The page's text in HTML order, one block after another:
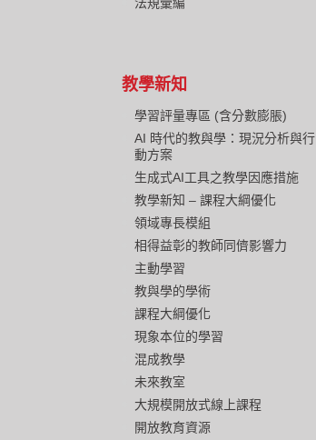
教學新知
學習評量專區 (含分數膨脹)
AI 時代的教與學：現況分析與行
動方案
生成式AI工具之教學因應措施
教學新知 – 課程大綱優化
領域專長模組
相得益彰的教師同儕影響力
主動學習
教與學的學術
課程大綱優化
現象本位的學習
混成教學
未來教室
大規模開放式線上課程
開放教育資源